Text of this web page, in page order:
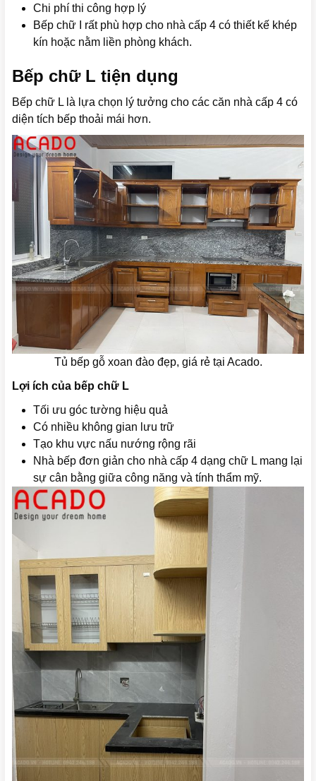
Chi phí thi công hợp lý
Bếp chữ I rất phù hợp cho nhà cấp 4 có thiết kế khép
kín hoặc nằm liền phòng khách.
Bếp chữ L tiện dụng
Bếp chữ L là lựa chọn lý tưởng cho các căn nhà cấp 4 có
diện tích bếp thoải mái hơn.
Tủ bếp gỗ xoan đào đẹp, giá rẻ tại Acado.
Lợi ích của bếp chữ L
Tối ưu góc tường hiệu quả
Có nhiều không gian lưu trữ
Tạo khu vực nấu nướng rộng rãi
Nhà bếp đơn giản cho nhà cấp 4 dạng chữ L mang lại
sự cân bằng giữa công năng và tính thẩm mỹ.